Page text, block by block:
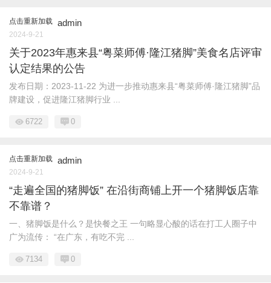
点击重新加载 admin
2024-9-21
关于2023年惠来县“粤菜师傅·隆江猪脚”美食名店评审
认定结果的公告
发布日期：2023-11-22 为进一步推动惠来县“粤菜师傅·隆江猪脚”品
牌建设，促进隆江猪脚行业 ...
6722 0
点击重新加载 admin
2024-9-21
“走遍全国的猪脚饭” 在沿街商铺上开一个猪脚饭店靠
不靠谱？
一、猪脚饭是什么？是快餐之王 一句略显心酸的话在打工人圈子中
广为流传： “在广东，有吃不完 ...
7134 0